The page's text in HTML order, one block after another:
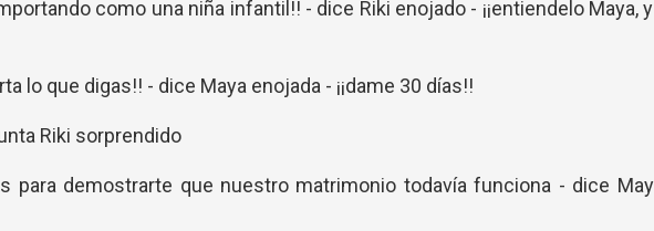
como una niña infantil!! - dice Riki enojado - ¡¡entiendelo Maya,
lo que digas!! - dice Maya enojada - ¡¡dame 30 días!!
Riki sorprendido
para demostrarte que nuestro matrimonio todavía funciona - dice